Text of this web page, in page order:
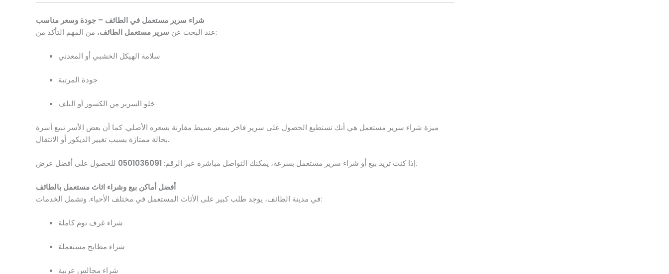
شراء سرير مستعمل في الطائف – جودة وسعر مناسب
عند البحث عن سرير مستعمل الطائف ، من المهم التأكد من:
سلامة الهيكل الخشبي أو المعدني
جودة المرتبة
خلو السرير من الكسور أو التلف
ميزة شراء سرير مستعمل هي أنك تستطيع الحصول على سرير فاخر بسعر بسيط مقارنة بسعره الأصلي. كما أن بعض الأسر تبيع أسرة
بحالة ممتازة بسبب تغيير الديكور أو الانتقال.
إذا كنت تريد بيع أو شراء سرير مستعمل بسرعة، يمكنك التواصل مباشرة عبر الرقم: 0501036091 للحصول على أفضل عرض.
أفضل أماكن بيع وشراء اثاث مستعمل بالطائف
في مدينة الطائف، يوجد طلب كبير على الأثاث المستعمل في مختلف الأحياء. وتشمل الخدمات:
شراء غرف نوم كاملة
شراء مطابخ مستعملة
شراء مجالس عربية